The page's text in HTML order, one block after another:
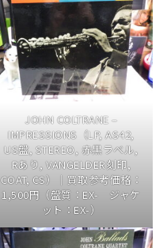
JOHN COLTRANE –
IMPRESSIONS（LP, AS42,
US盤, STEREO, 赤黒ラベル,
Rあり, VANGELDER刻印,
COAT, CS）｜買取参考価格：
1,500円（盤質：EX- ジャケ
ット：EX-）